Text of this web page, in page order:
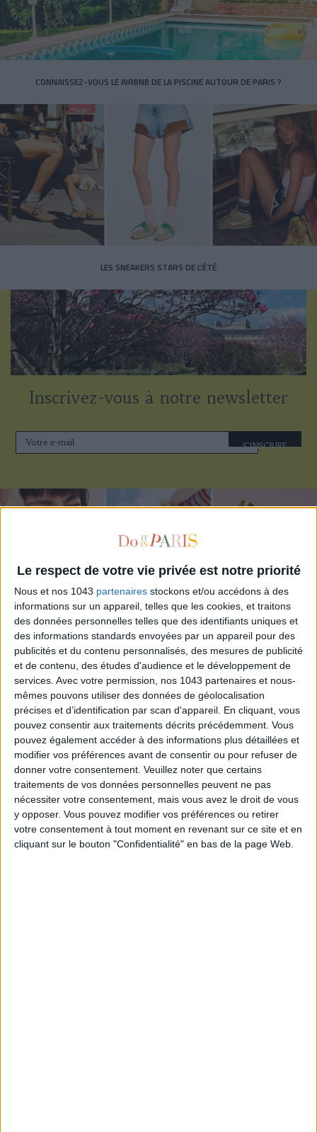
Le respect de votre vie privée est notre priorité
Nous et nos 1043 partenaires stockons et/ou accédons à des
informations sur un appareil, telles que les cookies, et traitons
des données personnelles telles que des identifiants uniques et
des informations standards envoyées par un appareil pour des
publicités et du contenu personnalisés, des mesures de publicité
et de contenu, des études d'audience et le développement de
services. Avec votre permission, nos 1043 partenaires et nous-
mêmes pouvons utiliser des données de géolocalisation
précises et d’identification par scan d'appareil. En cliquant, vous
pouvez consentir aux traitements décrits précédemment. Vous
pouvez également accéder à des informations plus détaillées et
modifier vos préférences avant de consentir ou pour refuser de
donner votre consentement. Veuillez noter que certains
traitements de vos données personnelles peuvent ne pas
nécessiter votre consentement, mais vous avez le droit de vous
y opposer. Vous pouvez modifier vos préférences ou retirer
votre consentement à tout moment en revenant sur ce site et en
cliquant sur le bouton "Confidentialité" en bas de la page Web.
CONNAISSEZ-VOUS LE AIRBNB DE LA PISCINE AUTOUR DE PARIS ?
LES SNEAKERS STARS DE L’ÉTÉ
Inscrivez-vous à notre newsletter
S'INSCRIRE
ADOPT PARFUMS RÉVOLUTIONNE LA PARFUMERIE MADE IN FRANCE À PETIT PRIX
TOUT CE QUE VOUS DEVEZ FAIRE À PARIS EN AOÛT